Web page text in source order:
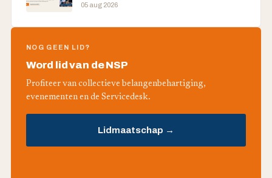
05 aug 2026
NOG GEEN LID?
Word lid van de NSP
Profiteer van collectieve belangenbehartiging,
evenementen en de Servicedesk.
Lidmaatschap →